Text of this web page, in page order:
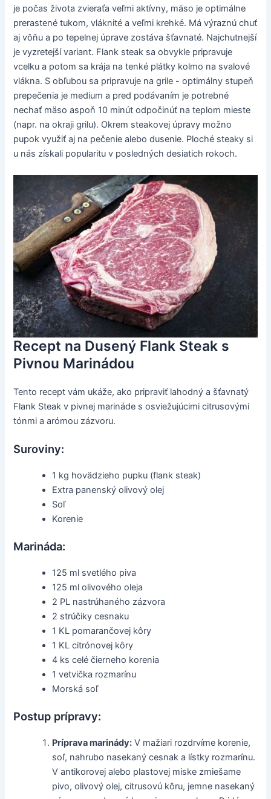
je počas života zvieraťa veľmi aktívny, mäso je optimálne
prerastené tukom, vláknité a veľmi krehké. Má výraznú chuť
aj vôňu a po tepelnej úprave zostáva šťavnaté. Najchutnejší
je vyzretejší variant. Flank steak sa obvykle pripravuje
vcelku a potom sa krája na tenké plátky kolmo na svalové
vlákna. S obľubou sa pripravuje na grile - optimálny stupeň
prepečenia je medium a pred podávaním je potrebné
nechať mäso aspoň 10 minút odpočinúť na teplom mieste
(napr. na okraji grilu). Okrem steakovej úpravy možno
pupok využiť aj na pečenie alebo dusenie. Ploché steaky si
u nás získali popularitu v posledných desiatich rokoch.
Recept na Dusený Flank Steak s
Pivnou Marinádou
Tento recept vám ukáže, ako pripraviť lahodný a šťavnatý
Flank Steak v pivnej marináde s osviežujúcimi citrusovými
tónmi a arómou zázvoru.
Suroviny:
1 kg hovädzieho pupku (flank steak)
Extra panenský olivový olej
Soľ
Korenie
Marináda:
125 ml svetlého piva
125 ml olivového oleja
2 PL nastrúhaného zázvora
2 strúčiky cesnaku
1 KL pomarančovej kôry
1 KL citrónovej kôry
4 ks celé čierneho korenia
1 vetvička rozmarínu
Morská soľ
Postup prípravy:
Príprava marinády: V mažiari rozdrvíme korenie,
soľ, nahrubo nasekaný cesnak a lístky rozmarínu.
V antikorovej alebo plastovej miske zmiešame
pivo, olivový olej, citrusovú kôru, jemne nasekaný